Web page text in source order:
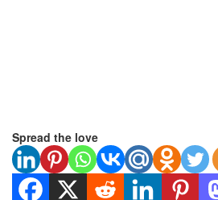
Spread the love